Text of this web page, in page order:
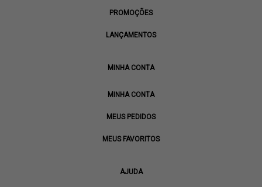
PROMOÇÕES
LANÇAMENTOS
MINHA CONTA
MINHA CONTA
MEUS PEDIDOS
MEUS FAVORITOS
AJUDA